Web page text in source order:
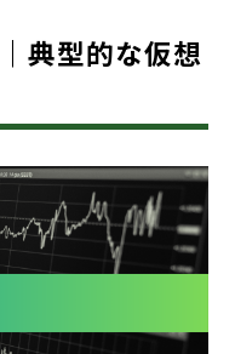
典型的な仮想